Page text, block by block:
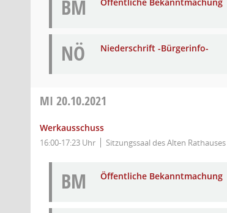
BM
NÖ Niederschrift -Bürgerinfo-
MI 20.10.2021
Werkausschuss
16:00-17:23 Uhr Sitzungssaal des Alten
BM Öffentliche Bekanntmachung